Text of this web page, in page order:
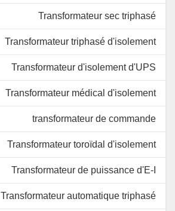
Transformateur sec triphasé
Transformateur triphasé d'isolement
Transformateur d'isolement d'UPS
Transformateur médical d'isolement
transformateur de commande
Transformateur toroïdal d'isolement
Transformateur de puissance d'E-I
Transformateur automatique triphasé